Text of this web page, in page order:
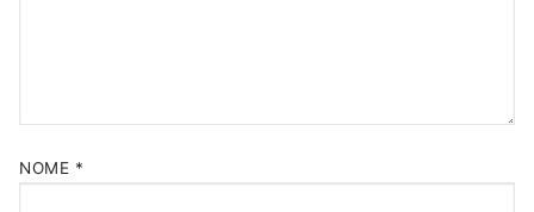
NOME *